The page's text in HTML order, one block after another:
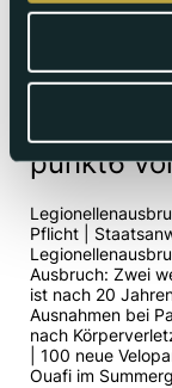
punkt6
Pflicht |
Ausbruch: Zwei
ist nach 20
Ausnahmen bei
nach
| 100 neue
Ouafi im